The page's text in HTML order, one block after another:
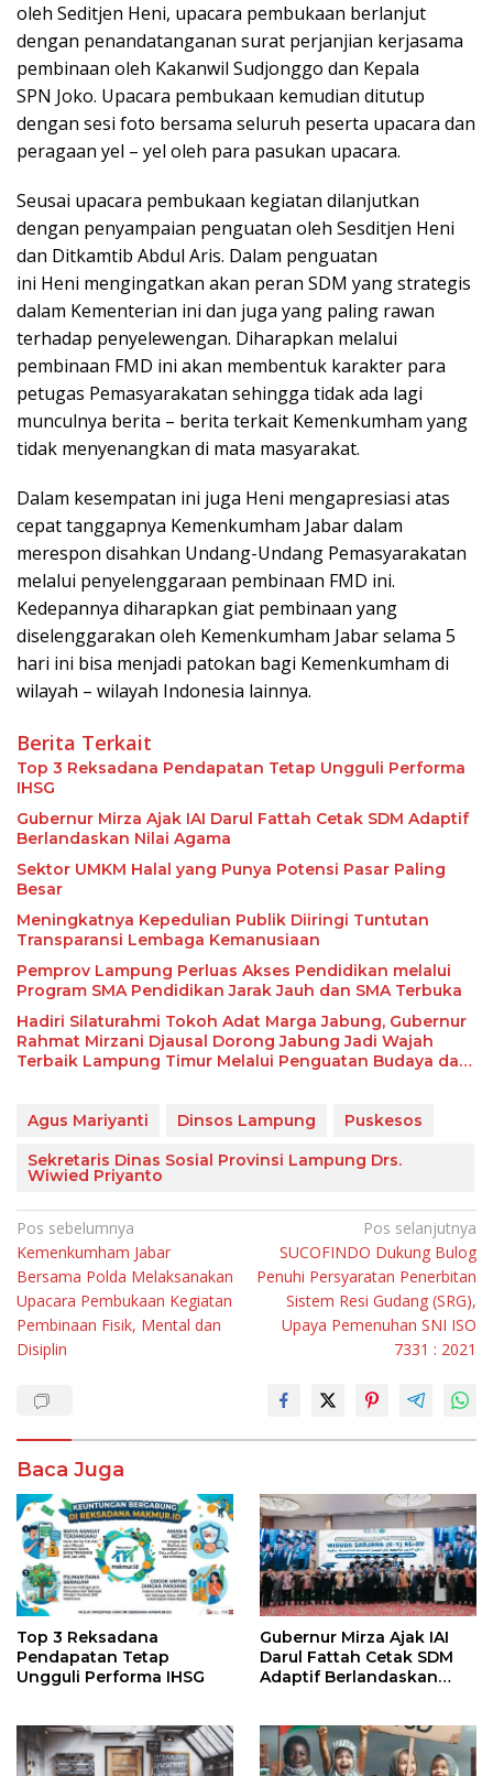
oleh Seditjen Heni, upacara pembukaan berlanjut
dengan penandatanganan surat perjanjian kerjasama
pembinaan oleh Kakanwil Sudjonggo dan Kepala
SPN Joko. Upacara pembukaan kemudian ditutup
dengan sesi foto bersama seluruh peserta upacara dan
peragaan yel – yel oleh para pasukan upacara.
Seusai upacara pembukaan kegiatan dilanjutkan
dengan penyampaian penguatan oleh Sesditjen Heni
dan Ditkamtib Abdul Aris. Dalam penguatan
ini Heni mengingatkan akan peran SDM yang strategis
dalam Kementerian ini dan juga yang paling rawan
terhadap penyelewengan. Diharapkan melalui
pembinaan FMD ini akan membentuk karakter para
petugas Pemasyarakatan sehingga tidak ada lagi
munculnya berita – berita terkait Kemenkumham yang
tidak menyenangkan di mata masyarakat.
Dalam kesempatan ini juga Heni mengapresiasi atas
cepat tanggapnya Kemenkumham Jabar dalam
merespon disahkan Undang-Undang Pemasyarakatan
melalui penyelenggaraan pembinaan FMD ini.
Kedepannya diharapkan giat pembinaan yang
diselenggarakan oleh Kemenkumham Jabar selama 5
hari ini bisa menjadi patokan bagi Kemenkumham di
wilayah – wilayah Indonesia lainnya.
Berita Terkait
Top 3 Reksadana Pendapatan Tetap Ungguli Performa
IHSG
Gubernur Mirza Ajak IAI Darul Fattah Cetak SDM Adaptif
Berlandaskan Nilai Agama
Sektor UMKM Halal yang Punya Potensi Pasar Paling
Besar
Meningkatnya Kepedulian Publik Diiringi Tuntutan
Transparansi Lembaga Kemanusiaan
Pemprov Lampung Perluas Akses Pendidikan melalui
Program SMA Pendidikan Jarak Jauh dan SMA Terbuka
Hadiri Silaturahmi Tokoh Adat Marga Jabung, Gubernur
Rahmat Mirzani Djausal Dorong Jabung Jadi Wajah
Terbaik Lampung Timur Melalui Penguatan Budaya dan
Agus Mariyanti
Dinsos Lampung
Puskesos
Sekretaris Dinas Sosial Provinsi Lampung Drs.
Wiwied Priyanto
Navigasi
pos
Pos sebelumnya
Kemenkumham Jabar
Bersama Polda Melaksanakan
Upacara Pembukaan Kegiatan
Pembinaan Fisik, Mental dan
Disiplin
Pos selanjutnya
SUCOFINDO Dukung Bulog
Penuhi Persyaratan Penerbitan
Sistem Resi Gudang (SRG),
Upaya Pemenuhan SNI ISO
7331 : 2021
Baca Juga
Top 3 Reksadana
Pendapatan Tetap
Ungguli Performa IHSG
Gubernur Mirza Ajak IAI
Darul Fattah Cetak SDM
Adaptif Berlandaskan